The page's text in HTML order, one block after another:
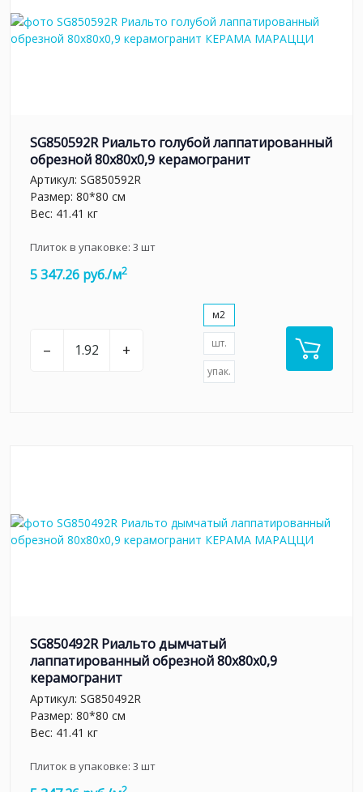
SG850592R Риальто голубой лаппатированный
обрезной 80x80x0,9 керамогранит
Артикул: SG850592R
Размер: 80*80 см
Вес: 41.41 кг
Плиток в упаковке: 3 шт
5 347.26 руб./м2
– +
м2
шт.
упак.
SG850492R Риальто дымчатый
лаппатированный обрезной 80x80x0,9
керамогранит
Артикул: SG850492R
Размер: 80*80 см
Вес: 41.41 кг
Плиток в упаковке: 3 шт